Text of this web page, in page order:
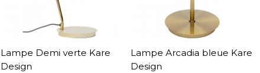
Lampe Demi verte Kare
Design
Lampe Arcadia bleue Kare
Design